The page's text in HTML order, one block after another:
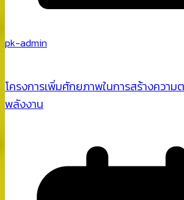
pk-admin
โครงการเพิ่มศักยภาพในการสร้างความ
พลังงาน